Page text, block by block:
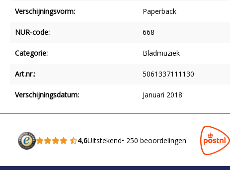
Verschijningsvorm: Paperback
NUR-code: 668
Categorie: Bladmuziek
Art.nr.: 5061337111130
Verschijningsdatum: Januari 2018
4,6Uitstekend• 250 beoordelingen